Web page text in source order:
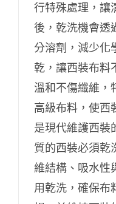
行特殊處理，讓
後，乾洗機會透
分溶劑，減少化
乾，讓西裝布料
溫和不傷纖維，
高級布料，使西
是現代維護西裝
質的西裝必須乾
維結構、吸水性
用乾洗，確保布